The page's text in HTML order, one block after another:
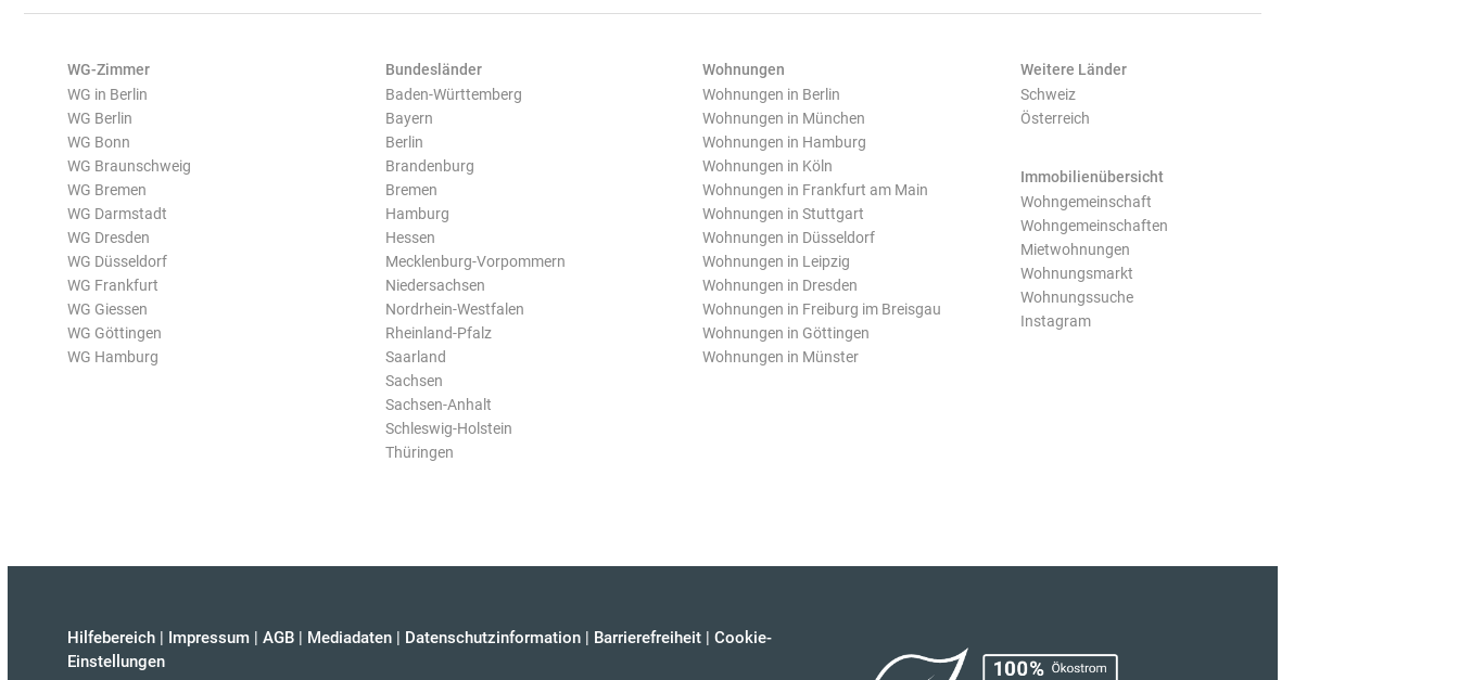
WG-Zimmer
WG in Berlin
WG Berlin
WG Bonn
WG Braunschweig
WG Bremen
WG Darmstadt
WG Dresden
WG Düsseldorf
WG Frankfurt
WG Giessen
WG Göttingen
WG Hamburg
Bundesländer
Baden-Württemberg
Bayern
Berlin
Brandenburg
Bremen
Hamburg
Hessen
Mecklenburg-Vorpommern
Niedersachsen
Nordrhein-Westfalen
Rheinland-Pfalz
Saarland
Sachsen
Sachsen-Anhalt
Schleswig-Holstein
Thüringen
Wohnungen
Wohnungen in Berlin
Wohnungen in München
Wohnungen in Hamburg
Wohnungen in Köln
Wohnungen in Frankfurt am Main
Wohnungen in Stuttgart
Wohnungen in Düsseldorf
Wohnungen in Leipzig
Wohnungen in Dresden
Wohnungen in Freiburg im Breisgau
Wohnungen in Göttingen
Wohnungen in Münster
Weitere Länder
Schweiz
Österreich
Immobilienübersicht
Wohngemeinschaft
Wohngemeinschaften
Mietwohnungen
Wohnungsmarkt
Wohnungssuche
Instagram
Hilfebereich | Impressum | AGB | Mediadaten | Datenschutzinformation | Barrierefreiheit | Cookie-
Einstellungen